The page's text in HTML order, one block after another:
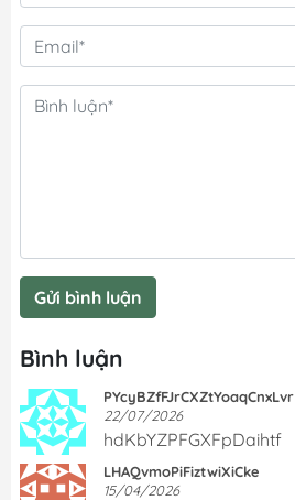
Gửi bình luận
Bình luận
PYcyBZfFJrCXZtYoaqCnxLvr
22/07/2026
hdKbYZPFGXFpDaihtf
LHAQvmoPiFiztwiXiCke
15/04/2026